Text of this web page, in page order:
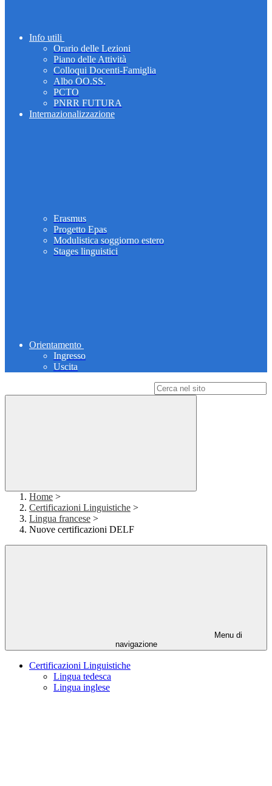
Info utili
Orario delle Lezioni
Piano delle Attività
Colloqui Docenti-Famiglia
Albo OO.SS.
PCTO
PNRR FUTURA
Internazionalizzazione
Erasmus
Progetto Epas
Modulistica soggiorno estero
Stages linguistici
Orientamento
Ingresso
Uscita
Home >
Certificazioni Linguistiche >
Lingua francese >
Nuove certificazioni DELF
Menu di
navigazione
Certificazioni Linguistiche
Lingua tedesca
Lingua inglese